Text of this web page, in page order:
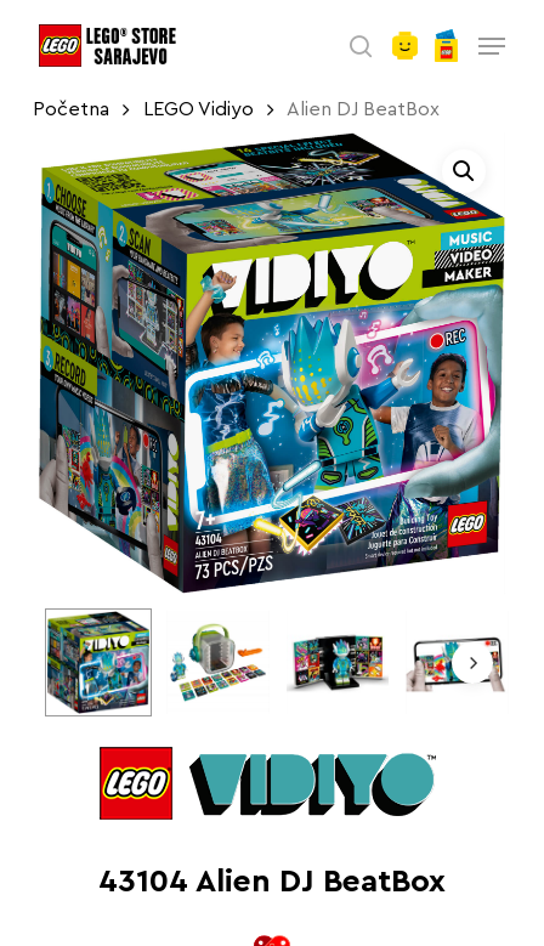
search
Početna LEGO Vidiyo Alien DJ BeatBox
43104 Alien DJ BeatBox